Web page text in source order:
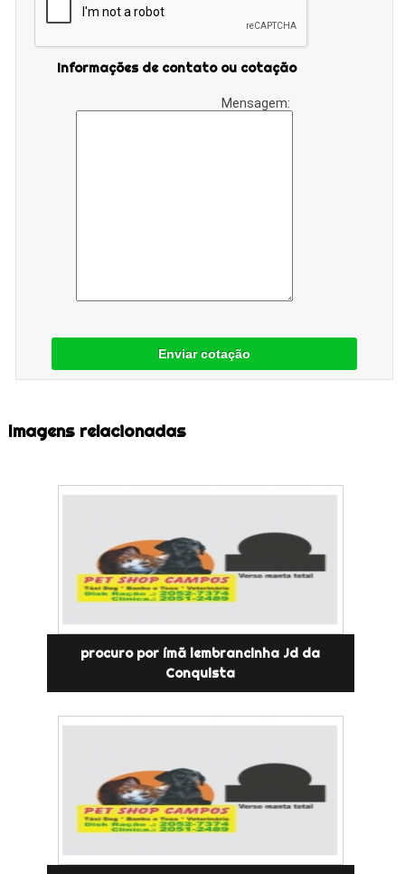
Informações de contato ou cotação
Mensagem:
Enviar cotação
Imagens relacionadas
procuro por ímã lembrancinha Jd da
Conquista